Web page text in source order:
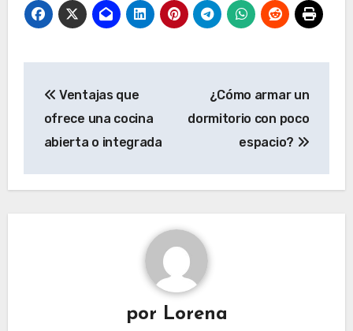
de
entradas
Ventajas que
ofrece una cocina
abierta o integrada
¿Cómo armar un
dormitorio con poco
espacio?
por Lorena